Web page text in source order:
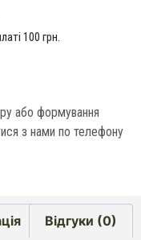
100 грн.
або формування
з нами по телефону
Відгуки (0)